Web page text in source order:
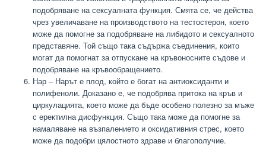
подобряване на сексуалната функция. Смята се, че действа
чрез увеличаване на производството на тестостерон, което
може да помогне за подобряване на либидото и сексуалното
представяне. Той също така съдържа съединения, които
могат да помогнат за отпускане на кръвоносните съдове и
подобряване на кръвообращението.
Нар – Нарът е плод, който е богат на антиоксиданти и
полифеноли. Доказано е, че подобрява притока на кръв и
циркулацията, което може да бъде особено полезно за мъже
с еректилна дисфункция. Също така може да помогне за
намаляване на възпалението и оксидативния стрес, което
може да подобри цялостното здраве и благополучие.